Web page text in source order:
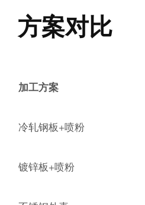
方案对比
加工方案
冷轧钢板+喷粉
镀锌板+喷粉